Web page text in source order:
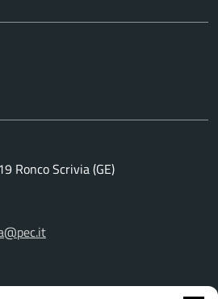
Ronco Scrivia (GE)